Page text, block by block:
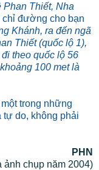
Phan Thiết, Nha
chỉ đường cho bạn
Khánh, ra đến ngã
Thiết (quốc lộ 1),
theo quốc lộ 56
100 met là
trong những
do, không phải
PHN
ảnh chụp năm 2004)